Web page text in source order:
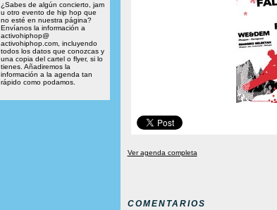
¿Sabes de algún concierto, jam
u otro evento de hip hop que
no esté en nuestra página?
Envíanos la información a
activohiphop@
activohiphop.com, incluyendo
todos los datos que conozcas y
una copia del cartel o flyer, si lo
tienes. Añadiremos la
información a la agenda tan
rápido como podamos.
Ver agenda completa
COMENTARIOS